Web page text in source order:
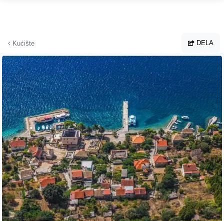
Kućište DELA